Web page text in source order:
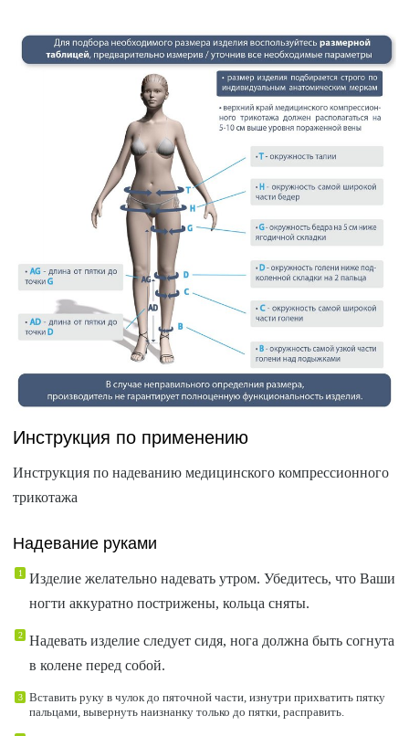
Инструкция по применению
Инструкция по надеванию медицинского компрессионного
трикотажа
Надевание руками
Изделие желательно надевать утром. Убедитесь, что Ваши
ногти аккуратно пострижены, кольца сняты.
Надевать изделие следует сидя, нога должна быть согнута
в колене перед собой.
Вставить руку в чулок до пяточной части, изнутри прихватить пятку
пальцами, вывернуть наизнанку только до пятки, расправить.